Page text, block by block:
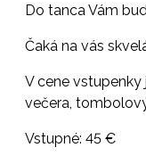
Do tanca Vám
Čaká na vás
V cene vstupenky
večera,
Vstupné: 45 €